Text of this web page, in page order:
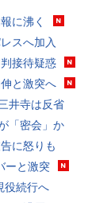
に沸く
スへ加入
接待疑惑
と激突へ
井寺は反省
「密会」か
に怒りも
ーと激突
役続行へ